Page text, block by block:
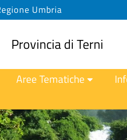
Umbria
Provincia di Terni
Aree Tematiche